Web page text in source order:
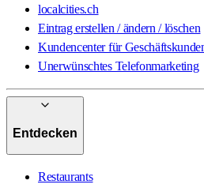
localcities.ch
Eintrag erstellen / ändern / löschen
Kundencenter für
Unerwünschtes Telefonmarketing
Entdecken
Restaurants